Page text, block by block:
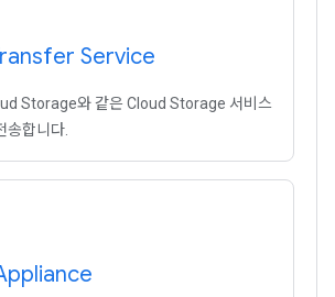
Service
Storage와 같은 Cloud Storage 서비스
송합니다.